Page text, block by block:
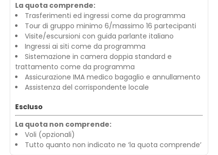
La quota comprende:
Trasferimenti ed ingressi come da programma
Tour di gruppo minimo 6/massimo 16 partecipanti
Visite/escursioni con guida parlante italiano
Ingressi ai siti come da programma
Sistemazione in camera doppia standard e
trattamento come da programma
Assicurazione IMA medico bagaglio e annullamento
Assistenza del corrispondente locale
Escluso
La quota non comprende:
Voli (opzionali)
Tutto quanto non indicato ne ‘la quota comprende’